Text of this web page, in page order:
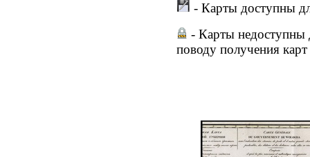
- Карты доступны
- Карты недоступны
поводу получения